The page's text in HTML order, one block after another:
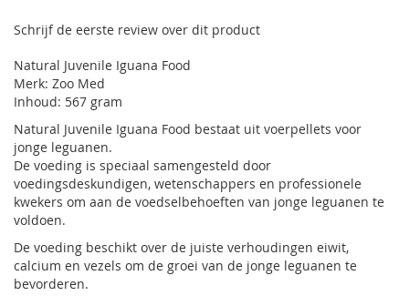
gallerij
Schrijf de eerste review over dit product
Natural Juvenile Iguana Food
Merk: Zoo Med
Inhoud: 567 gram
Natural Juvenile Iguana Food bestaat uit voerpellets voor
jonge leguanen.
De voeding is speciaal samengesteld door
voedingsdeskundigen, wetenschappers en professionele
kwekers om aan de voedselbehoeften van jonge leguanen te
voldoen.
De voeding beschikt over de juiste verhoudingen eiwit,
calcium en vezels om de groei van de jonge leguanen te
bevorderen.